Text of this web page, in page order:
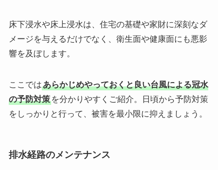
床下浸水や床上浸水は、住宅の基礎や家財に深刻なダ
メージを与えるだけでなく、衛生面や健康面にも悪影
響を及ぼします。
ここではあらかじめやっておくと良い台風による冠水
の予防対策を分かりやすくご紹介。日頃から予防対策
をしっかりと行って、被害を最小限に抑えましょう。
排水経路のメンテナンス